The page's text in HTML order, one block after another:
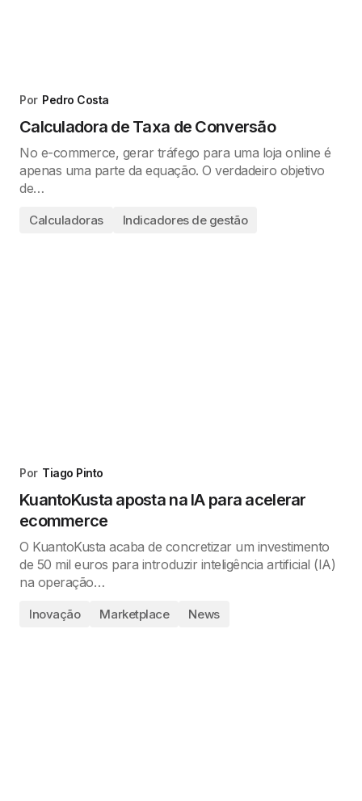
Por Pedro Costa
Calculadora de Taxa de Conversão
No e-commerce, gerar tráfego para uma loja online é
apenas uma parte da equação. O verdadeiro objetivo
de…
Calculadoras Indicadores de gestão
Por Tiago Pinto
KuantoKusta aposta na IA para acelerar
ecommerce
O KuantoKusta acaba de concretizar um investimento
de 50 mil euros para introduzir inteligência artificial (IA)
na operação…
Inovação Marketplace News